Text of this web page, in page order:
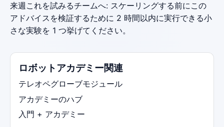
来週これを試みるチームへ: スケーリングする前にこの
アドバイスを検証するために 2 時間以内に実行できる小
さな実験を 1 つ挙げてください。
ロボットアカデミー関連
テレオペグローブモジュール
アカデミーのハブ
入門 + アカデミー